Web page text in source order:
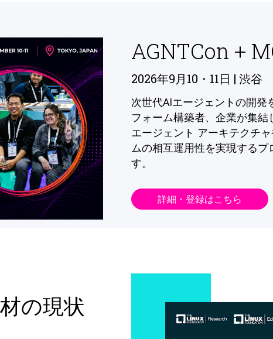
AGNTCon +
2026年9月10・11日 | 渋谷
次世代AIエージェントの開発
フォーム構築者、企業が集
エージェント アーキテクチ
ムの相互運用性を実現する
す。
詳細・登録はこちら
の現状